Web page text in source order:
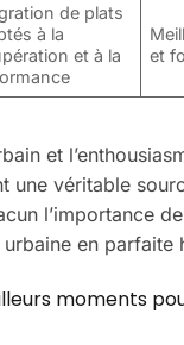
de plats
à la
et à la
et
et
une véritable
l’importance
en parfaite
moments